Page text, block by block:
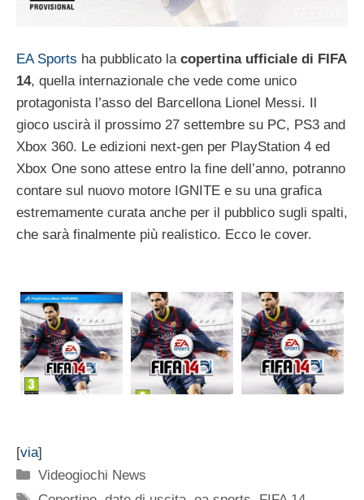
EA Sports ha pubblicato la copertina ufficiale di FIFA
14, quella internazionale che vede come unico
protagonista l’asso del Barcellona Lionel Messi. Il
gioco uscirà il prossimo 27 settembre su PC, PS3 and
Xbox 360. Le edizioni next-gen per PlayStation 4 ed
Xbox One sono attese entro la fine dell’anno, potranno
contare sul nuovo motore IGNITE e su una grafica
estremamente curata anche per il pubblico sugli spalti,
che sarà finalmente più realistico. Ecco le cover.
[via]
Categorie
Videogiochi News